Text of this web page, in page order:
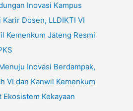
Inovasi Kampus
Dosen, LLDIKTI VI
Kemenkum Jateng Resmi
Inovasi Berdampak,
VI dan Kanwil Kemenkum
Kekayaan